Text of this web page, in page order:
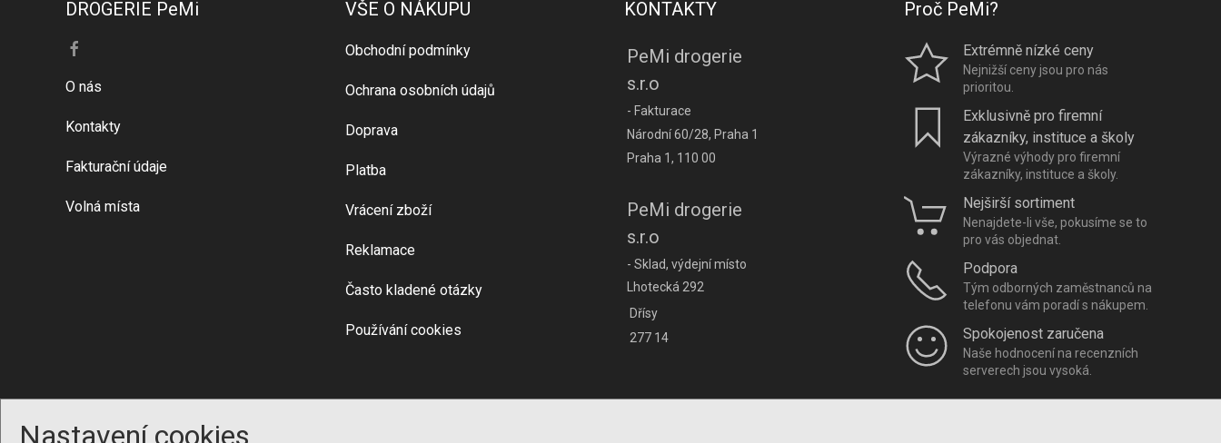
Nastavení cookies
DROGERIE PeMi
O nás
Kontakty
Fakturační údaje
Volná místa
VŠE O NÁKUPU
Obchodní podmínky
Ochrana osobních údajů
Doprava
Platba
Vrácení zboží
Reklamace
Často kladené otázky
Používání cookies
KONTAKTY
PeMi drogerie
s.r.o
- Fakturace
Národní 60/28, Praha 1
Praha 1, 110 00
PeMi drogerie
s.r.o
- Sklad, výdejní místo
Lhotecká 292
Dřísy
277 14
Proč PeMi?
Extrémně nízké ceny
Nejnižší ceny jsou pro nás
prioritou.
Exklusivně pro firemní
zákazníky, instituce a školy
Výrazné výhody pro firemní
zákazníky, instituce a školy.
Nejširší sortiment
Nenajdete-li vše, pokusíme se to
pro vás objednat.
Podpora
Tým odborných zaměstnanců na
telefonu vám poradí s nákupem.
Spokojenost zaručena
Naše hodnocení na recenzních
serverech jsou vysoká.